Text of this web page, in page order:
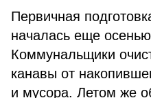
Первичная
началась еще
Коммунальщики
канавы от
и мусора. Летом же